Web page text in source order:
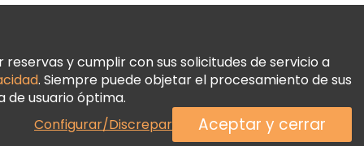
y cumplir con sus solicitudes de servicio a
. Siempre puede objetar el procesamiento de sus
de usuario óptima.
Configurar/Discrepar
Aceptar y cerrar